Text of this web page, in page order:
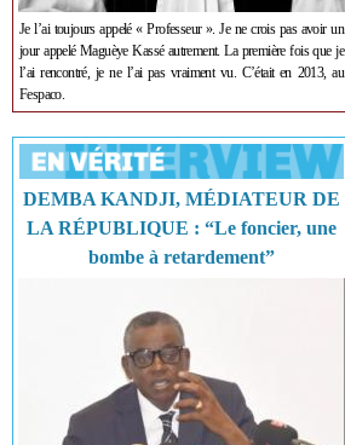
Je l’ai toujours appelé « Professeur ». Je ne crois pas avoir un
jour appelé Maguèye Kassé autrement. La première fois que je
l’ai rencontré, je ne l’ai pas vraiment vu. C’était en 2013, au
Fespaco.
DEMBA KANDJI, MÉDIATEUR DE
LA RÉPUBLIQUE : “Le foncier, une
bombe à retardement”